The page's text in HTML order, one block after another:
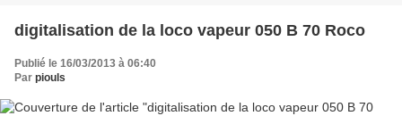
digitalisation de la loco vapeur 050 B 70 Roco
Publié le 16/03/2013 à 06:40
Par piouls